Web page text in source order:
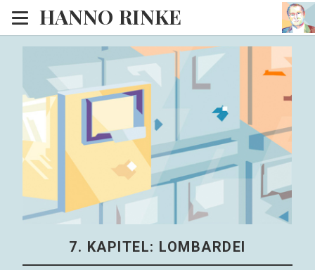
HANNO RINKE
Heim
EISINSEL
Sonntagspredigten
Blog
Lesesaal
Hörsaal
Kinosaal
7. KAPITEL: LOMBARDEI